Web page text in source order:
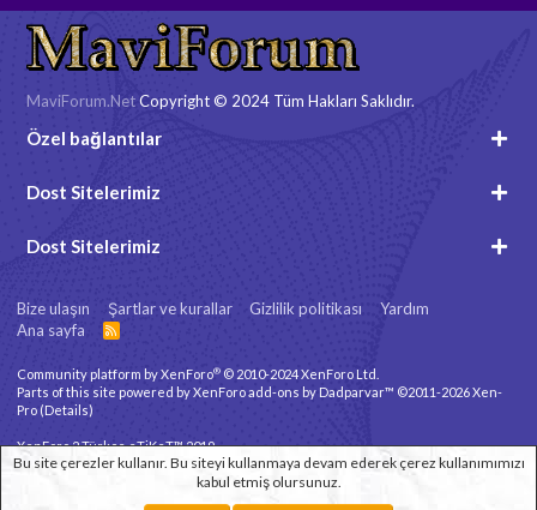
MaviForum.NetCopyright © 2024 Tüm Hakları Saklıdır.
Özel bağlantılar
Dost Sitelerimiz
Dost Sitelerimiz
Bize ulaşın Şartlar ve kurallar Gizlilik politikası
Yardım
Ana sayfa
R
Community platform by XenForo® © 2010-2024 XenForo Ltd.
Parts of this site powered byXenForo add-ons by Dadparvar™ ©2011-2026Xen-
Pro (Details)
XenForo 2 Türkçe eTiKeT™ 2019
© by ©XenTR
Bu site çerezler kullanır. Bu siteyi kullanmaya devam ederek çerez kullanımımızı
kabul etmiş olursunuz.